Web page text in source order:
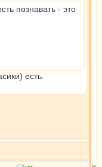
познавать - это
есть.